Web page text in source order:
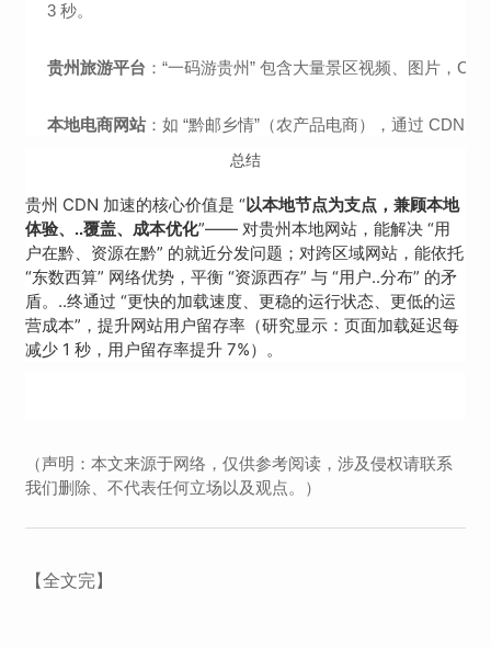
3 秒。
贵州旅游平台 ：“一码游贵州” 包含大量景区视频、图片，
本地电商网站：如 “黔邮乡情”（农产品电商），通过 CDN
总结
贵州 CDN 加速的核心价值是 “以本地节点为支点，兼顾本地
体验、..覆盖、成本优化”—— 对贵州本地网站，能解决 “用
户在黔、资源在黔” 的就近分发问题；对跨区域网站，能依托
“东数西算” 网络优势，平衡 “资源西存” 与 “用户..分布” 的矛
盾。..终通过 “更快的加载速度、更稳的运行状态、更低的运
营成本”，提升网站用户留存率（研究显示：页面加载延迟每
减少 1 秒，用户留存率提升 7%）。
（声明：本文来源于网络，仅供参考阅读，涉及侵权请联系
我们删除、不代表任何立场以及观点。）
【全文完】